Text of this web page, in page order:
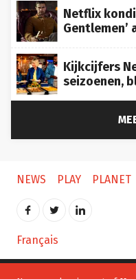
Netflix
Gentlemen’
Kijkcijfers
seizoenen,
NEWS PLAY PLANET
Français
Newsmonkey is part of